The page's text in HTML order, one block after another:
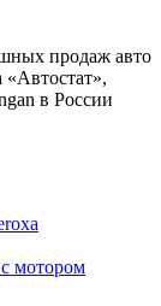
продаж авто
в России
мотором